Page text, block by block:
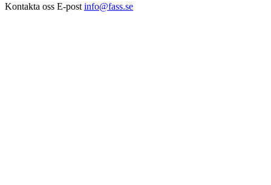
Kontakta oss E-post info@fass.se